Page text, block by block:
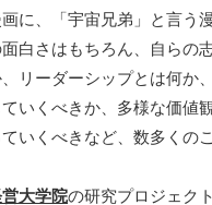
に、「宇宙兄弟」と言う
白さはもちろん、自らの
リーダーシップとは何か
いくべきか、多様な価値
いくべきなど、数多くの
大学院の研究プロジェク